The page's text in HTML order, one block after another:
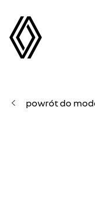
powrót do